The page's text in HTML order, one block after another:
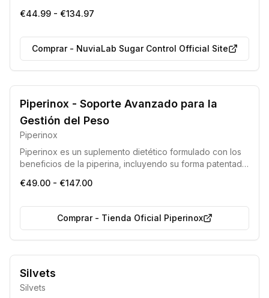
activos trabajan para modular la glucosa, disminuir el
€44.99 - €134.97
Comprar- NuviaLab Sugar Control Official Site
Piperinox - Soporte Avanzado para la
Gestión del Peso
Piperinox
Piperinox es un suplemento dietético formulado con los
beneficios de la piperina, incluyendo su forma patentada
peso, estimular el metabolismo y optimizar la absorción
€49.00 - €147.00
Comprar- Tienda Oficial Piperinox
Producto con componentes totalmente naturales.
Silvets
Silvets